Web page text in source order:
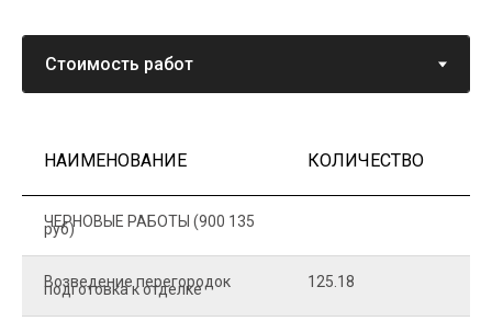
НАИМЕНОВАНИЕ КОЛИЧЕСТВО
ЧЕРНОВЫЕ РАБОТЫ (900 135
руб)
Возведение перегородок
подготовка к отделке 125.18